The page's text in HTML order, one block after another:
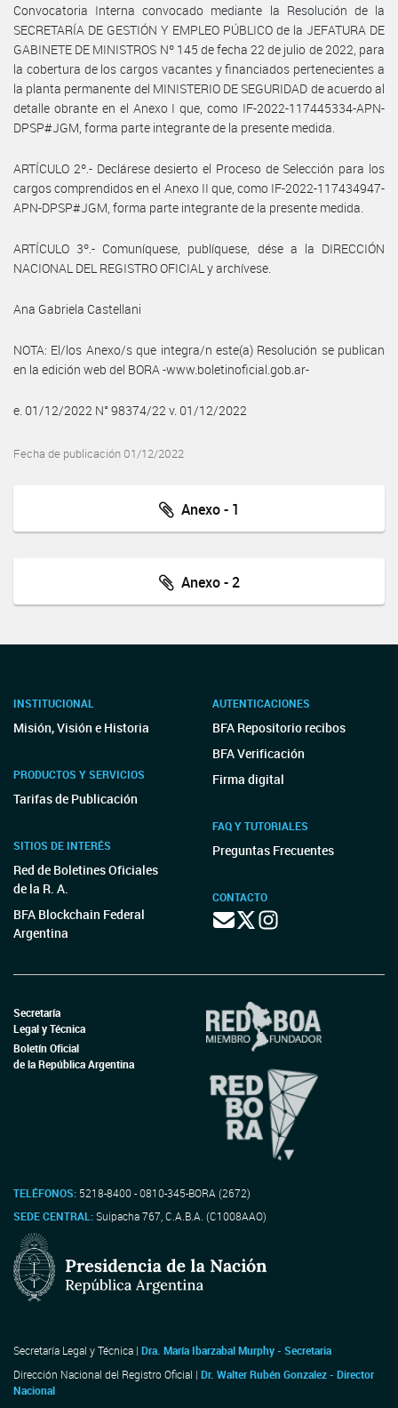
Convocatoria Interna convocado mediante la Resolución de la
SECRETARÍA DE GESTIÓN Y EMPLEO PÚBLICO de la JEFATURA DE
GABINETE DE MINISTROS Nº 145 de fecha 22 de julio de 2022, para
la cobertura de los cargos vacantes y financiados pertenecientes a
la planta permanente del MINISTERIO DE SEGURIDAD de acuerdo al
detalle obrante en el Anexo I que, como IF-2022-117445334-APN-
DPSP#JGM, forma parte integrante de la presente medida.
ARTÍCULO 2º.- Declárese desierto el Proceso de Selección para los
cargos comprendidos en el Anexo II que, como IF-2022-117434947-
APN-DPSP#JGM, forma parte integrante de la presente medida.
ARTÍCULO 3º.- Comuníquese, publíquese, dése a la DIRECCIÓN
NACIONAL DEL REGISTRO OFICIAL y archívese.
Ana Gabriela Castellani
NOTA: El/los Anexo/s que integra/n este(a) Resolución se publican
en la edición web del BORA -www.boletinoficial.gob.ar-
e. 01/12/2022 N° 98374/22 v. 01/12/2022
Fecha de publicación 01/12/2022
Anexo - 1
Anexo - 2
INSTITUCIONAL
Misión, Visión e Historia
PRODUCTOS Y SERVICIOS
Tarifas de Publicación
SITIOS DE INTERÉS
Red de Boletines Oficiales
de la R. A.
BFA Blockchain Federal
Argentina
AUTENTICACIONES
BFA Repositorio recibos
BFA Verificación
Firma digital
FAQ Y TUTORIALES
Preguntas Frecuentes
CONTACTO
Secretaría
Legal y Técnica
Boletín Oficial
de la República Argentina
TELÉFONOS: 5218-8400 - 0810-345-BORA (2672)
SEDE CENTRAL:Suipacha 767, C.A.B.A. (C1008AAO)
Secretaría Legal y Técnica | Dra. María Ibarzabal Murphy - Secretaria
Dirección Nacional del Registro Oficial | Dr. Walter Rubén Gonzalez - Director
Nacional